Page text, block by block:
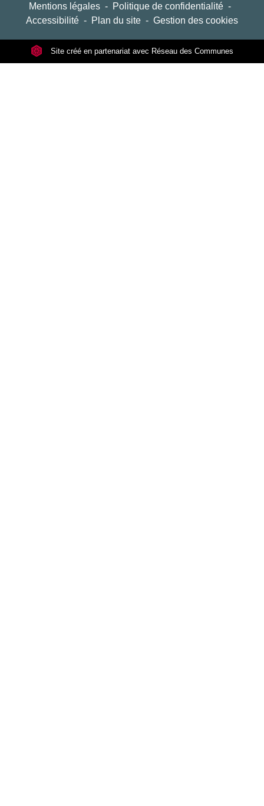
Mentions légales - Politique de confidentialité -
Accessibilité - Plan du site - Gestion des cookies
Site créé en partenariat avec Réseau des Communes